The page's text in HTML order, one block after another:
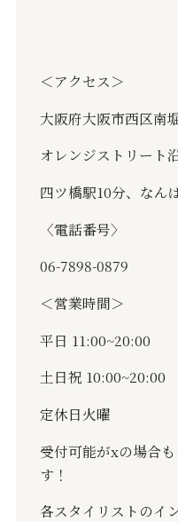
＜アクセス＞
大阪府大阪市西区南
オレンジストリート
四ツ橋駅10分、なん
〈電話番号〉
06-7898-0879
＜営業時間＞
平日 11:00~20:00
土日祝 10:00~20:00
定休日火曜
受付可能がxの場合
す！
各スタイリストのイ